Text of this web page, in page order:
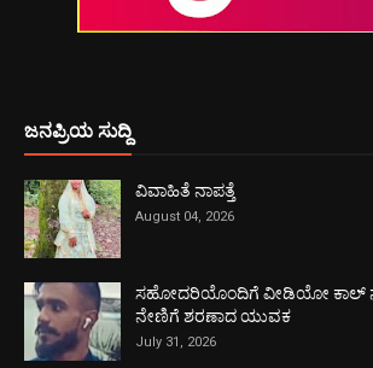
ಜನಪ್ರಿಯ ಸುದ್ದಿ
ವಿವಾಹಿತೆ ನಾಪತ್ತೆ
August 04, 2026
ಸಹೋದರಿಯೊಂದಿಗೆ ವೀಡಿಯೋ ಕಾಲ್
ನೇಣಿಗೆ ಶರಣಾದ ಯುವಕ
July 31, 2026